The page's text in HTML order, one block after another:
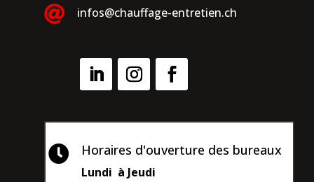
 infos@chauffage-entretien.ch
 Horaires d'ouverture des bureaux
Lundi à Jeudi